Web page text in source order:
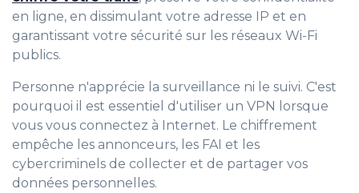
en ligne, en dissimulant votre adresse IP et en
garantissant votre sécurité sur les réseaux Wi-Fi
publics.
Personne n'apprécie la surveillance ni le suivi. C'est
pourquoi il est essentiel d'utiliser un VPN lorsque
vous vous connectez à Internet. Le chiffrement
empêche les annonceurs, les FAI et les
cybercriminels de collecter et de partager vos
données personnelles.